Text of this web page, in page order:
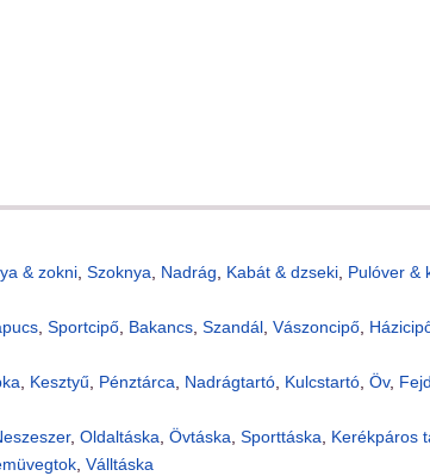
& zokni, Szoknya Nadrág Kabát & dzseki, Pulóver &
, Sportcipő, Bakancs, Szandál, Vászoncipő,
Kesztyű Pénztárca Nadrágtartó, Kulcstartó, Öv,
, Oldaltáska Övtáska Sporttáska Kerékpáros
, Válltáska